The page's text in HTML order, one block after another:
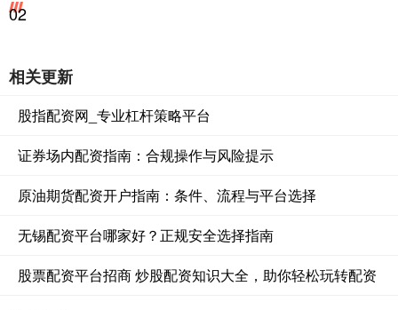
02
相关更新
股指配资网_专业杠杆策略平台
证券场内配资指南：合规操作与风险提示
原油期货配资开户指南：条件、流程与平台选择
无锡配资平台哪家好？正规安全选择指南
股票配资平台招商 炒股配资知识大全，助你轻松玩转配资